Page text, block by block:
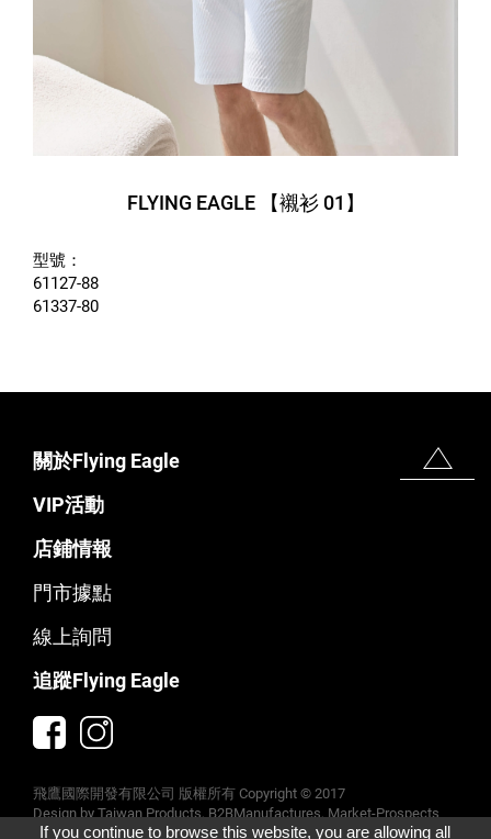
FLYING EAGLE 【襯衫 01】
型號：
61127-88
61337-80
關於Flying Eagle
VIP活動
店鋪情報
門市據點
線上詢問
追蹤Flying Eagle
飛鷹國際開發有限公司 版權所有 Copyright © 2017
Taiwan Products B2BManufactures Market-Prospects
If you continue to browse this website, you are allowing all